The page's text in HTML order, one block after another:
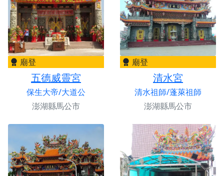
廟登
五德威靈宮
保生大帝/大道公
澎湖縣馬公市
廟登
清水宮
清水祖師/蓬萊祖師
澎湖縣馬公市